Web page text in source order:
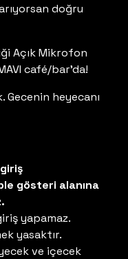
doğru
Açık Mikrofon
café/bar'da!
heyecanı
gösteri alanına
yapamaz.
yasaktır.
ve içecek